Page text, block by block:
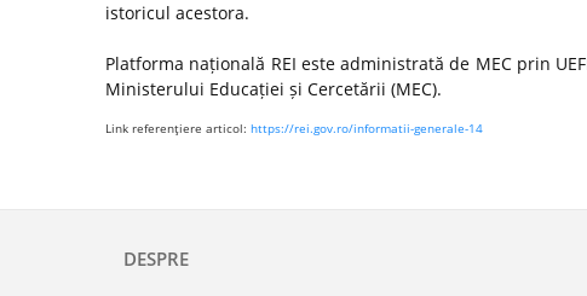
istoricul acestora.
Platforma națională REI este administrată de MEC prin
Ministerului Educației și Cercetării (MEC).
Link referenţiere articol: https://rei.gov.ro/informatii-generale-14
DESPRE